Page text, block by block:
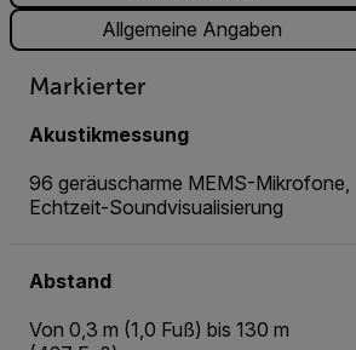
Allgemeine Angaben
Markierter
Akustikmessung
96 geräuscharme MEMS-Mikrofone,
Echtzeit-Soundvisualisierung
Abstand
Von 0,3 m (1,0 Fuß) bis 130 m